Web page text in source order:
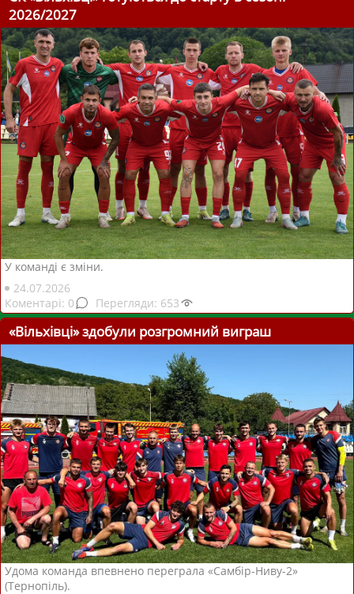
2026/2027
У команді є зміни.
24.07.2026
0
653
«Вільхівці» здобули розгромний виграш
Удома команда впевнено переграла «Самбір-Ниву-2»
(Тернопіль).